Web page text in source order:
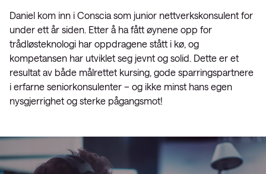
Daniel kom inn i Conscia som junior nettverkskonsulent for
under ett år siden. Etter å ha fått øynene opp for
trådløsteknologi har oppdragene stått i kø, og
kompetansen har utviklet seg jevnt og solid. Dette er et
resultat av både målrettet kursing, gode sparringspartnere
i erfarne seniorkonsulenter – og ikke minst hans egen
nysgjerrighet og sterke pågangsmot!